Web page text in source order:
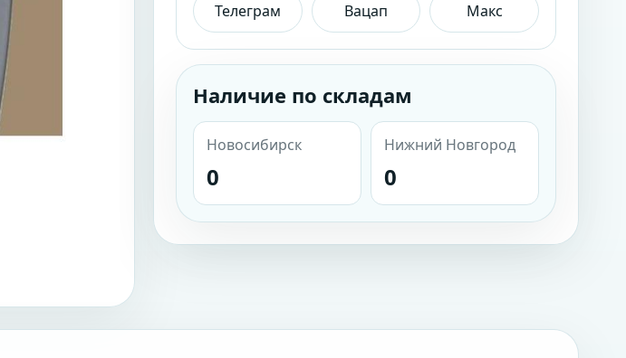
Телеграм Вацап Макс
Наличие по складам
Новосибирск
0
Нижний Новгород
0